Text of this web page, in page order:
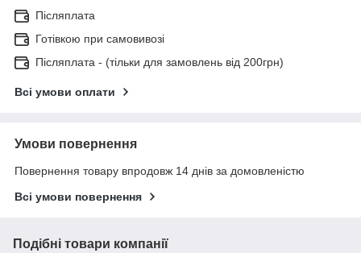
Післяплата
Готівкою при самовивозі
Післяплата - (тільки для замовлень від 200грн)
Всі умови оплати
Умови повернення
Повернення товару впродовж 14 днів за домовленістю
Всі умови повернення
Подібні товари компанії